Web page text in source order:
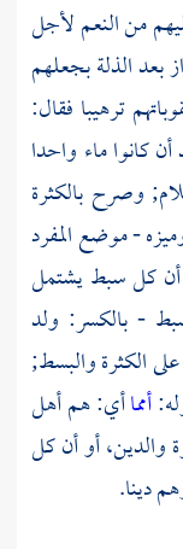
من النعم لأجل
بعد الذلة بجعلهم
ترهيبا فقال:
كانوا ماء واحدا
وصرح بالكثرة
- موضع المفرد
أن كل سبط يشتمل
- بالكسر: ولد
على الكثرة والبسط;
أمماأي: هم أهل
والدين، أو أن كل
دينا.